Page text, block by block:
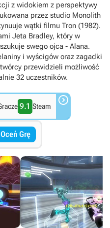
z widokiem z perspektywy
przez studio Monolith
wątki filmu Tron (1982).
Jeta Bradley, który w
swego ojca - Alana.
i wyścigów oraz zagadki
przewidzieli możliwość
32 uczestników.
9.1 Steam 
Oceń Grę